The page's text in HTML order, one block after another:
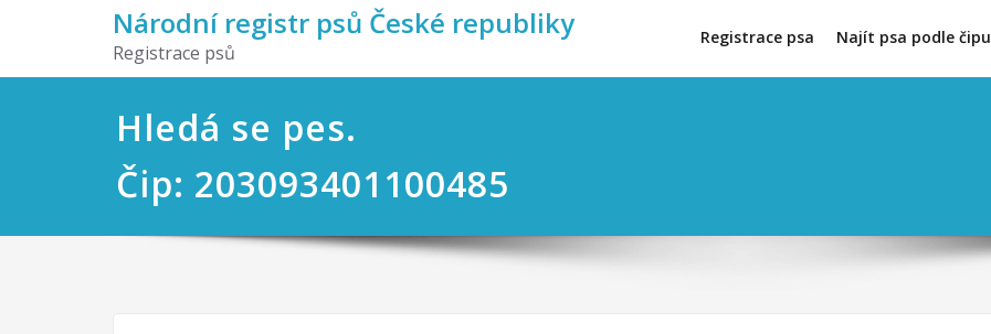
Národní registr psů České republiky
Registrace psů
Registrace psa Najít psa podle čipu
Hledá se pes.
Čip: 203093401100485